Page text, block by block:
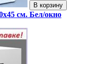
В корзину
см. Бел/окно